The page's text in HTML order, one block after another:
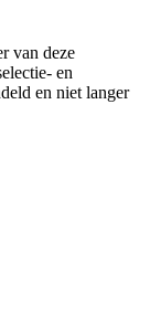
van deze
en
en niet langer